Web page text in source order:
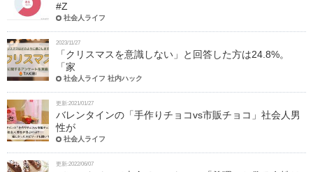
#Z
社会人ライフ
2023/11/27
「クリスマスを意識しない」と回答した方は24.8%。
「家
社会人ライフ 社内ハック
更新:2021/01/27
バレンタインの「手作りチョコvs市販チョコ」社会人男
性が
社会人ライフ
更新:2022/06/07